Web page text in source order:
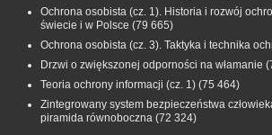
Ochrona osobista (cz. 1). Historia i rozwój
świecie i w Polsce (79 665)
Ochrona osobista (cz. 3). Taktyka i technika
Drzwi o zwiększonej odporności na włamanie
Teoria ochrony informacji (cz. 1) (75 464)
Zintegrowany system bezpieczeństwa
piramida równoboczna (72 324)